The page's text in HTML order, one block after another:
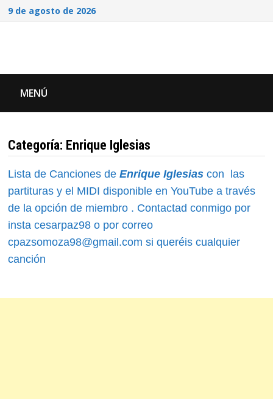
Saltar
9 de agosto de 2026
MENÚ
Categoría: Enrique Iglesias
Lista de Canciones deEnrique Iglesias con las
partituras y el MIDI disponible en YouTube a través
de la opción de miembro . Contactad conmigo por
insta cesarpaz98 o por correo
cpazsomoza98@gmail.com si queréis cualquier
canción